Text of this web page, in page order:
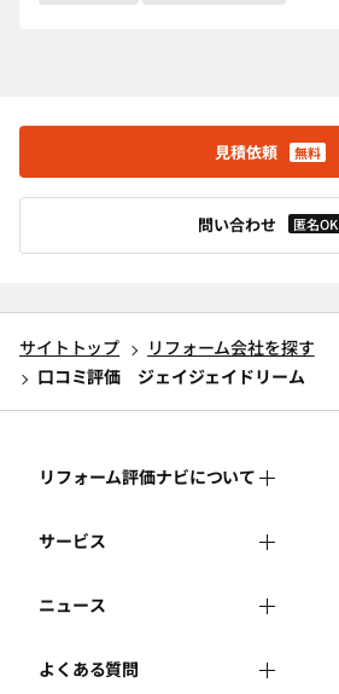
見積依頼 無料
問い合わせ 匿名OK
サイトトップ
リフォーム会社を探す
口コミ評価 ジェイジェイドリーム
リフォーム評価ナビについて
リフォーム評価ナビとは
運営体制
はじめての方へ
サービス
リフォーム会社を探す
リフォーム事例を見る
ニュース
新着情報
よくある質問